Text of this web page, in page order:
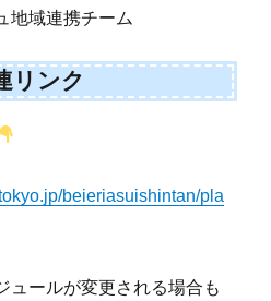
地域連携チーム
リンク
beieriasuishintan/pla
ールが変更される場合も